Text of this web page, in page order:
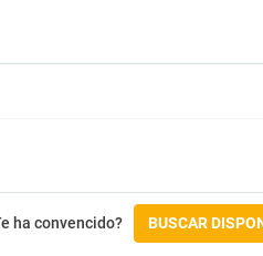
ha convencido? BUSCAR